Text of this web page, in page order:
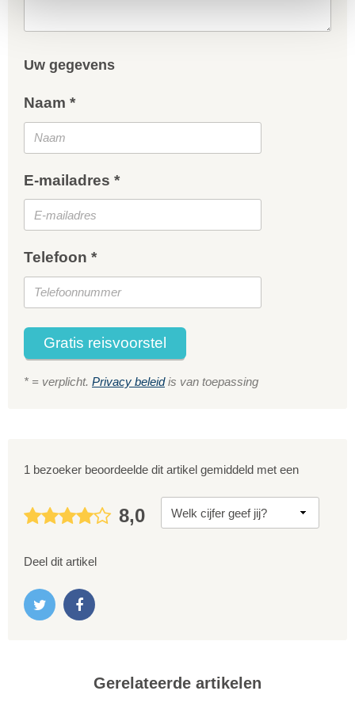
Uw gegevens
Naam *
E-mailadres *
Telefoon *
Gratis reisvoorstel
* = verplicht. Privacy beleidis van toepassing
1 bezoeker beoordeelde dit artikel gemiddeld met een
8,0
Deel dit artikel
Gerelateerde artikelen